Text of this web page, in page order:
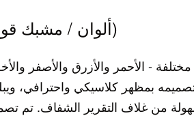
(5 ألوان / مشبك قوي للغاية / سعة 50 ورقة)
مختلفة - الأحمر والأزرق والأصفر